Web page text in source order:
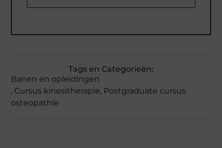
Tags en Categorieën:
Banen en opleidingen
, Cursus kinesitherapie, Postgraduate cursus
osteopathie